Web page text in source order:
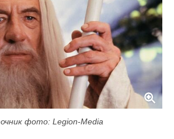
фото: Legion-Media